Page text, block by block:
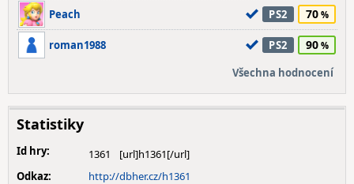
Peach PS2 70
roman1988 PS2 90
Všechna hodnocení
Statistiky
Id hry:
1361
Odkaz:
http://dbher.cz/h1361